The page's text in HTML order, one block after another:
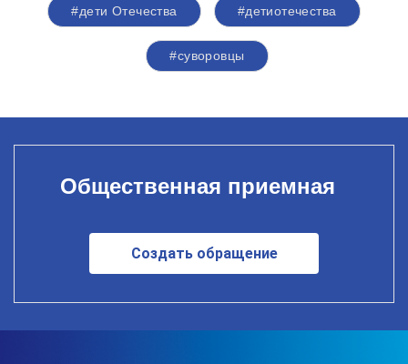
#дети Отечества #детиотечества
#суворовцы
Общественная приемная
Создать обращение